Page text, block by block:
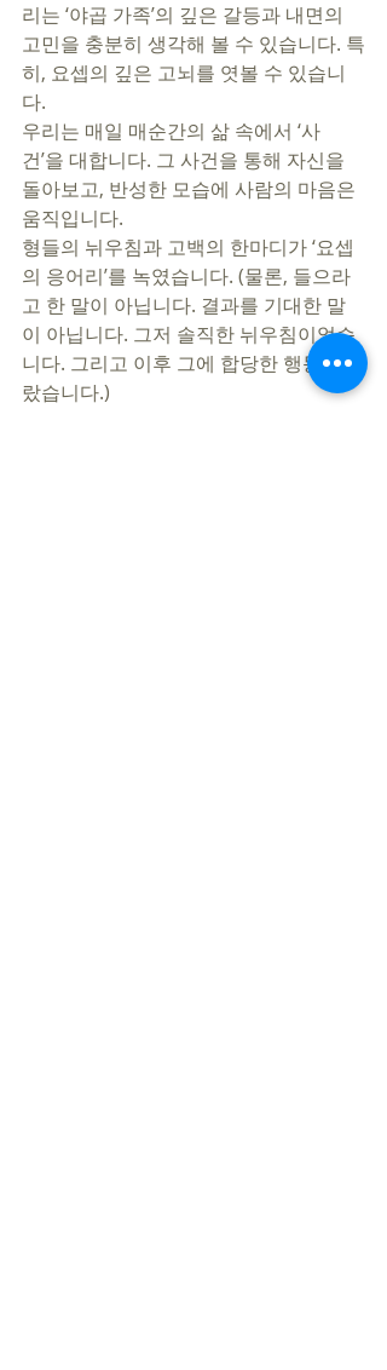
리는 ‘야곱 가족’의 깊은 갈등과 내면의
고민을 충분히 생각해 볼 수 있습니다. 특
히, 요셉의 깊은 고뇌를 엿볼 수 있습니
다.
우리는 매일 매순간의 삶 속에서 ‘사
건’을 대합니다. 그 사건을 통해 자신을
돌아보고, 반성한 모습에 사람의 마음은
움직입니다.
형들의 뉘우침과 고백의 한마디가 ‘요셉
의 응어리’를 녹였습니다. (물론, 들으라
고 한 말이 아닙니다. 결과를 기대한 말
이 아닙니다. 그저 솔직한 뉘우침이었습
니다. 그리고 이후 그에 합당한 행동이 따
랐습니다.)